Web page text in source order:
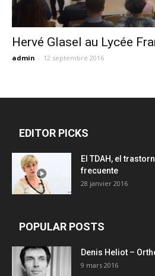
Hervé Glasel au Lycée
admin - 12 septembre 2016
EDITOR PICKS
El TDAH, el
frecuente
28 janvier 2016
POPULAR POSTS
Denis Heliot –
9 mars 2016